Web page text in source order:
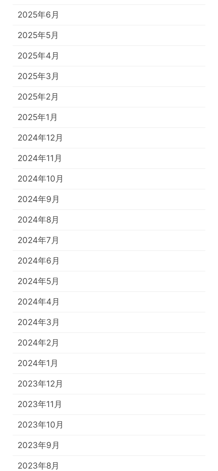
2025年6月
2025年5月
2025年4月
2025年3月
2025年2月
2025年1月
2024年12月
2024年11月
2024年10月
2024年9月
2024年8月
2024年7月
2024年6月
2024年5月
2024年4月
2024年3月
2024年2月
2024年1月
2023年12月
2023年11月
2023年10月
2023年9月
2023年8月